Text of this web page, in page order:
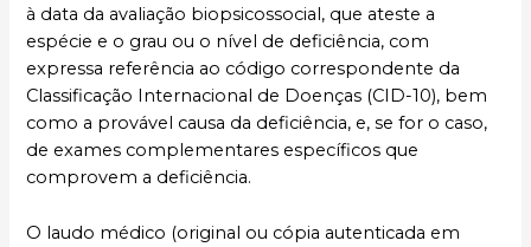
à data da avaliação biopsicossocial, que ateste a
espécie e o grau ou o nível de deficiência, com
expressa referência ao código correspondente da
Classificação Internacional de Doenças (CID-10), bem
como a provável causa da deficiência, e, se for o caso,
de exames complementares específicos que
comprovem a deficiência.
O laudo médico (original ou cópia autenticada em